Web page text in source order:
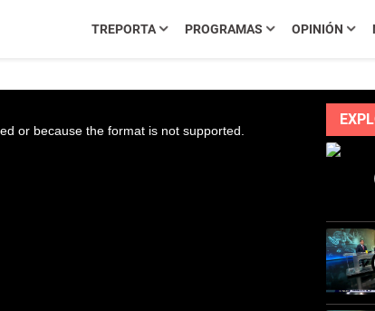
TREPORTA PROGRAMAS OPINIÓN
or because the format is not supported.